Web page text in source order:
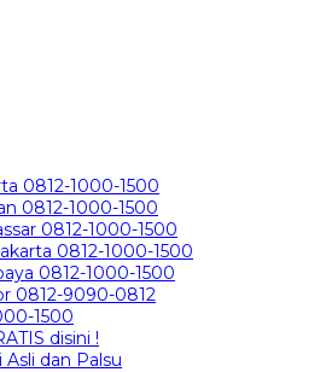
0812-1000-1500
0812-1000-1500
0812-1000-1500
0812-1000-1500
0812-1000-1500
0812-9090-0812
1500
disini !
dan Palsu